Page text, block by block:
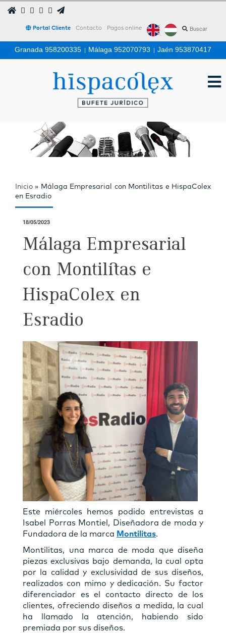
Portal Cliente Contacto Pagos online
Granada 958200335 | Málaga 952070793 | Jaén 953870417
Inicio » Málaga Empresarial con Montilitas e HispaColex
en Esradio
18/05/2023
Málaga Empresarial
con Montilitas e
HispaColex en
Esradio
Este miércoles hemos podido entrevistas a
Isabel Porras Montiel, Diseñadora de moda y
Fundadora de la marca Montilitas.
Montilitas, una marca de moda que diseña
piezas exclusivas bajo demanda, la cual opta
por la calidad y exclusividad de sus diseños,
realizados con mimo y dedicación. Su factor
diferenciador es el contacto directo de los
clientes, ofreciendo diseños a medida, la cual
ha llamado la atención, habiendo sido
premiada por sus diseños.